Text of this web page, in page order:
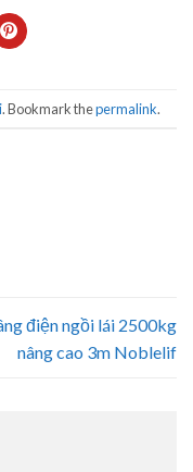
. Bookmark thepermalink.
điện ngồi lái 2500kg
nâng cao 3m Noblelif